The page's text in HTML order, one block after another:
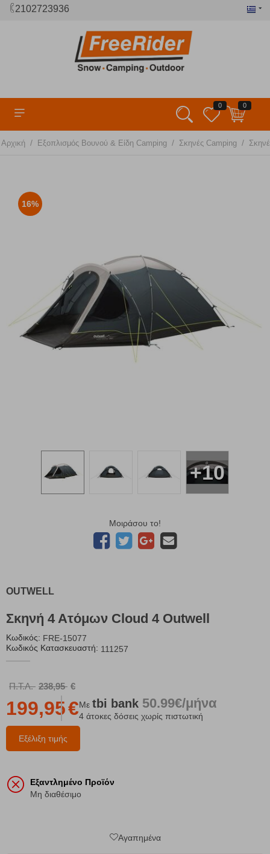
2102723936
0 0
Αρχική / Εξοπλισμός Βουνού & Είδη Camping / Σκηνές Camping /
16%
+10
Μοιράσου το!
OUTWELL
Σκηνή 4 Ατόμων Cloud 4 Outwell
Κωδικός: FRE-15077
Κωδικός Κατασκευαστή: 111257
Π.Τ.Λ. 238,95 €
Εξέλιξη τιμής
199,95€Με tbi bank 50.99€/μήνα
4 άτοκες δόσεις χωρίς πιστωτική
Εξαντλημένο Προϊόν
Μη διαθέσιμο
Αγαπημένα